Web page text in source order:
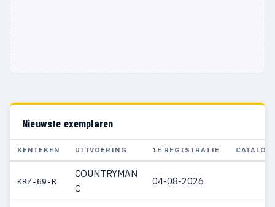
Nieuwste exemplaren
KENTEKEN UITVOERING 1E REGISTRATIE
KRZ-69-R
COUNTRYMAN
C
04-08-2026